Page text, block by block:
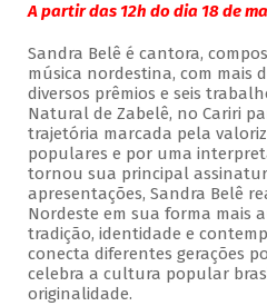
A partir das 12h do dia 18 de
Sandra Belê é cantora,
música nordestina, com mais
diversos prêmios e seis
Natural de Zabelê, no Cariri
trajetória marcada pela
populares e por uma
tornou sua principal
apresentações, Sandra Belê
Nordeste em sua forma mais
tradição, identidade e
conecta diferentes gerações
celebra a cultura popular
originalidade.